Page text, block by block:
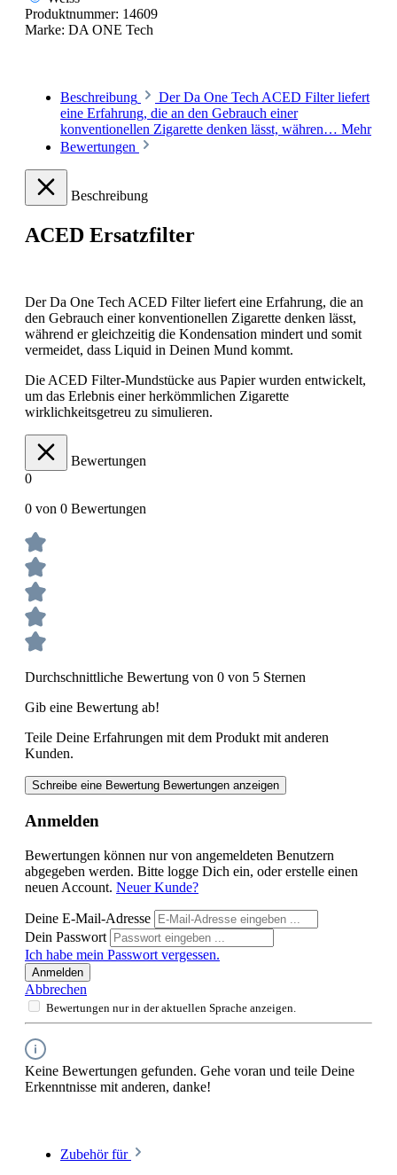
Produktnummer: 14609
Marke: DA ONE Tech
Beschreibung
Der Da One Tech ACED Filter liefert
eine Erfahrung, die an den Gebrauch einer
konventionellen Zigarette denken lässt, währen… Mehr
Bewertungen
Beschreibung
ACED Ersatzfilter
Der Da One Tech ACED Filter liefert eine Erfahrung, die an
den Gebrauch einer konventionellen Zigarette denken lässt,
während er gleichzeitig die Kondensation mindert und somit
vermeidet, dass Liquid in Deinen Mund kommt.
Die ACED Filter-Mundstücke aus Papier wurden entwickelt,
um das Erlebnis einer herkömmlichen Zigarette
wirklichkeitsgetreu zu simulieren.
Bewertungen
0
0 von 0 Bewertungen
Durchschnittliche Bewertung von 0 von 5 Sternen
Gib eine Bewertung ab!
Teile Deine Erfahrungen mit dem Produkt mit anderen
Kunden.
Schreibe eine Bewertung Bewertungen anzeigen
Anmelden
Bewertungen können nur von angemeldeten Benutzern
abgegeben werden. Bitte logge Dich ein, oder erstelle einen
neuen Account. Neuer Kunde?
Deine E-Mail-Adresse
Dein Passwort
Ich habe mein Passwort vergessen.
Anmelden
Abbrechen
Bewertungen nur in der aktuellen Sprache anzeigen.
Keine Bewertungen gefunden. Gehe voran und teile Deine
Erkenntnisse mit anderen, danke!
Zubehör für